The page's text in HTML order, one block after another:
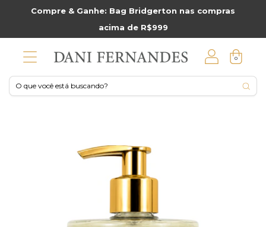
Compre & Ganhe: Bag Bridgerton nas compras
acima de R$999
0